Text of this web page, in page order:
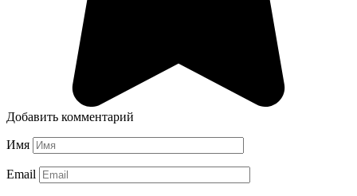
Добавить комментарий
Имя
Email